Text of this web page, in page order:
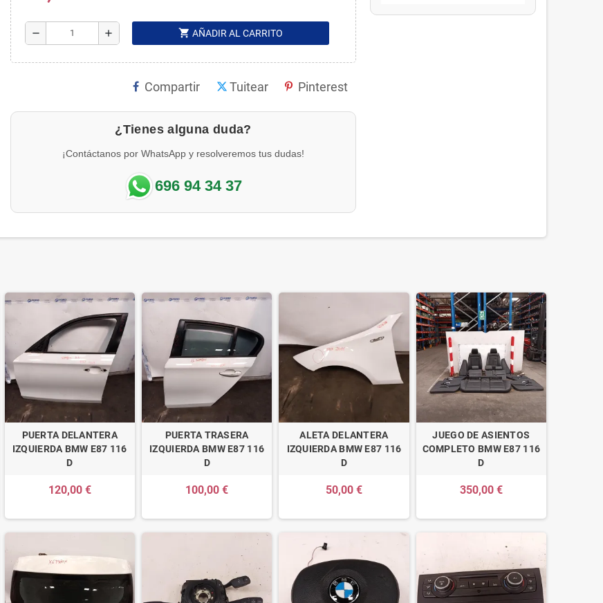
remove add shopping_cart AÑADIR AL CARRITO
Compartir Tuitear Pinterest
¿Tienes alguna duda?
¡Contáctanos por WhatsApp y resolveremos tus dudas!
696 94 34 37
PUERTA DELANTERA
IZQUIERDA BMW E87 116
D
120,00 €
PUERTA TRASERA
IZQUIERDA BMW E87 116
D
100,00 €
ALETA DELANTERA
IZQUIERDA BMW E87 116
D
50,00 €
JUEGO DE ASIENTOS
COMPLETO BMW E87 116
D
350,00 €